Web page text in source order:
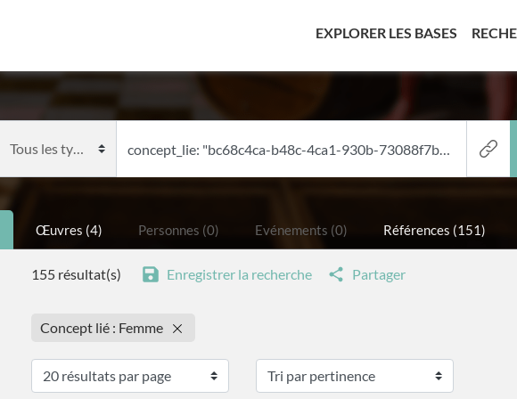
EXPLORER LES BASES
Œuvres (4) Personnes (0) Evénements (0) Références (151)
155 résultat(s) Enregistrer la recherche Partager
Concept lié : Femme